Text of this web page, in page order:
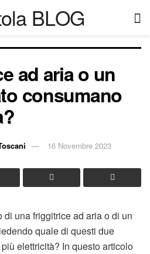
ad aria o un
consumano
16 Novembre 2023
una friggitrice ad aria o di un
quale di questi due
elettricità? In questo articolo